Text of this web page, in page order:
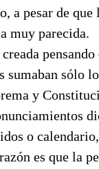
a pesar de que
muy parecida.
pensando
sumaban sólo
y
o
es que la